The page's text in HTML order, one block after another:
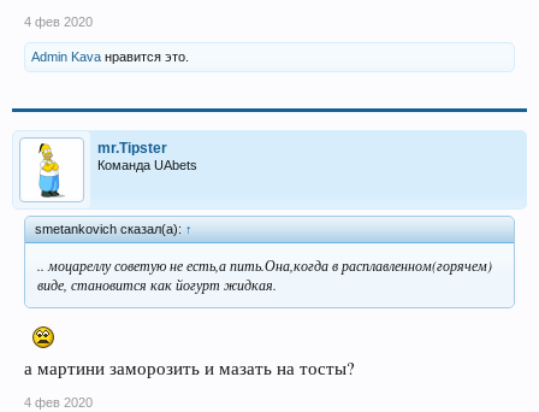
4 фев 2020
Admin Kava нравится это.
mr.Tipster
Команда UAbets
smetankovich сказал(а): ↑
.. моцареллу советую не есть,а пить.Она,когда в расплавленном(горячем)
виде, становится как йогурт жидкая.
а мартини заморозить и мазать на тосты?
4 фев 2020